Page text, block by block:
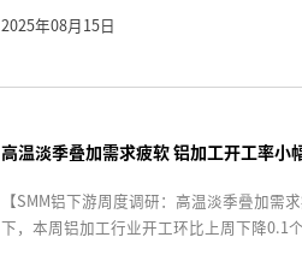
2025年08月15日
高温淡季叠加需求疲软 铝加工开工率小
【SMM铝下游周度调研：高温淡季叠加需
下，本周铝加工行业开工环比上周下降0.1